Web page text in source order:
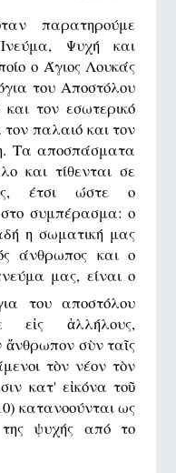
παρατηρούμε
Ψυχή και
ο Άγιος Λουκάς
του Αποστόλου
τον εσωτερικό
παλαιό και τον
Τα αποσπάσματα
και τίθενται σε
έτσι ώστε ο
συμπέρασμα: ο
η σωματική μας
άνθρωπος και ο
μας, είναι ο
του αποστόλου
εἰς ἀλλήλους,
ἄνθρωπον σὺν ταῖς
τὸν νέον τὸν
κατ' εἰκόνα τοῦ
κατανοούνται ως
της ψυχής από το